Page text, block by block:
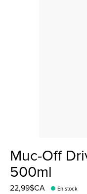
Muc-Off
500ml
22,99$CA En stock